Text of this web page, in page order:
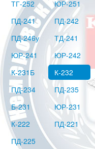
ТГ-252
ЮР-251
ПД-241
ПД-242
ПД-246у
ТД-241
ЮР-241
ЮР-242
К-231Б
К-232
ПД-234
ПД-235
Б-231
ЮР-231
К-222
ПД-221
ПД-225